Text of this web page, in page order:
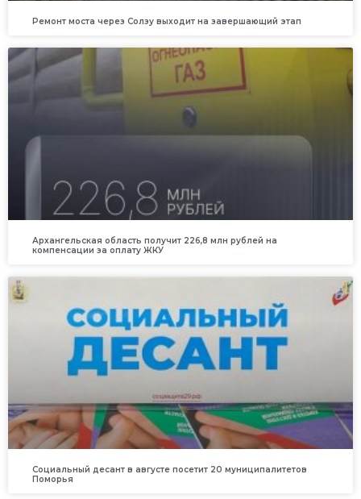
Ремонт моста через Солзу выходит на завершающий этап
Архангельская область получит 226,8 млн рублей на
компенсации за оплату ЖКУ
Социальный десант в августе посетит 20 муниципалитетов
Поморья